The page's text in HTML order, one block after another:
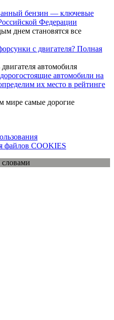
бензин — ключевые
Федерации
днем становятся все
с двигателя? Полная
автомобиля
автомобили на
их место в рейтинге
мире самые дорогие
файлов COOKIES